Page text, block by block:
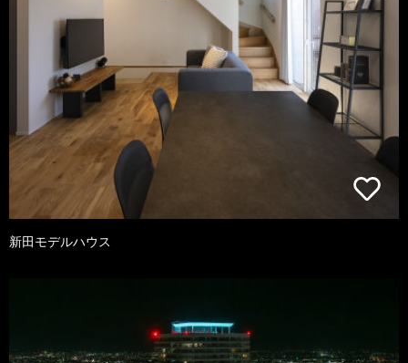
新田モデルハウス